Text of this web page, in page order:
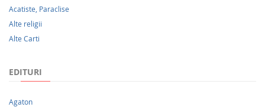
Acatiste, Paraclise
Alte religii
Alte Carti
EDITURI
Agaton